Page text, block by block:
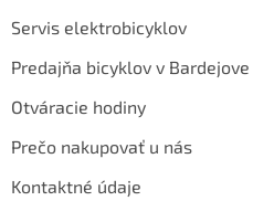
Servis elektrobicyklov
Predajňa bicyklov v Bardejove
Otváracie hodiny
Prečo nakupovať u nás
Kontaktné údaje